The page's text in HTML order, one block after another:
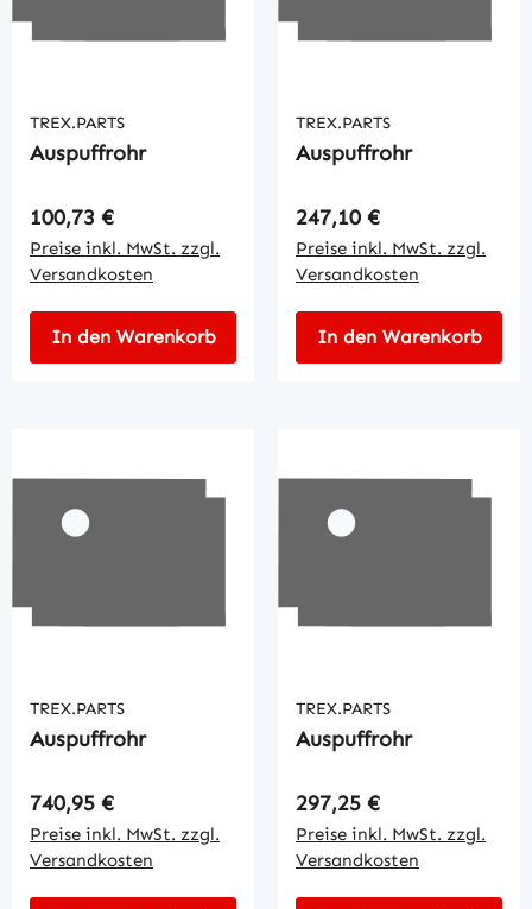
TREX.PARTS
Auspuffrohr
Regulärer Preis:
100,73 €
Preise inkl. MwSt. zzgl.
Versandkosten
In den Warenkorb
TREX.PARTS
Auspuffrohr
Regulärer Preis:
247,10 €
Preise inkl. MwSt. zzgl.
Versandkosten
In den Warenkorb
TREX.PARTS
Auspuffrohr
Regulärer Preis:
740,95 €
Preise inkl. MwSt. zzgl.
Versandkosten
TREX.PARTS
Auspuffrohr
Regulärer Preis:
297,25 €
Preise inkl. MwSt. zzgl.
Versandkosten